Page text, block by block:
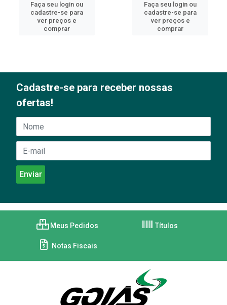
Faça seu login ou
cadastre-se para
ver preços e
comprar
Faça seu login ou
cadastre-se para
ver preços e
comprar
Cadastre-se para receber nossas
ofertas!
Meus Pedidos Títulos
Notas Fiscais